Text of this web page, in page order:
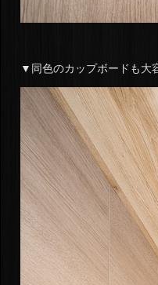
▼同色のカップボードも大